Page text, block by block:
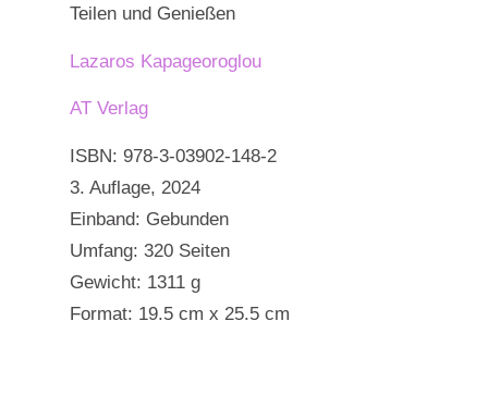
Teilen und Genießen
Lazaros Kapageoroglou
AT Verlag
ISBN: 978-3-03902-148-2
3. Auflage, 2024
Einband: Gebunden
Umfang: 320 Seiten
Gewicht: 1311 g
Format: 19.5 cm x 25.5 cm